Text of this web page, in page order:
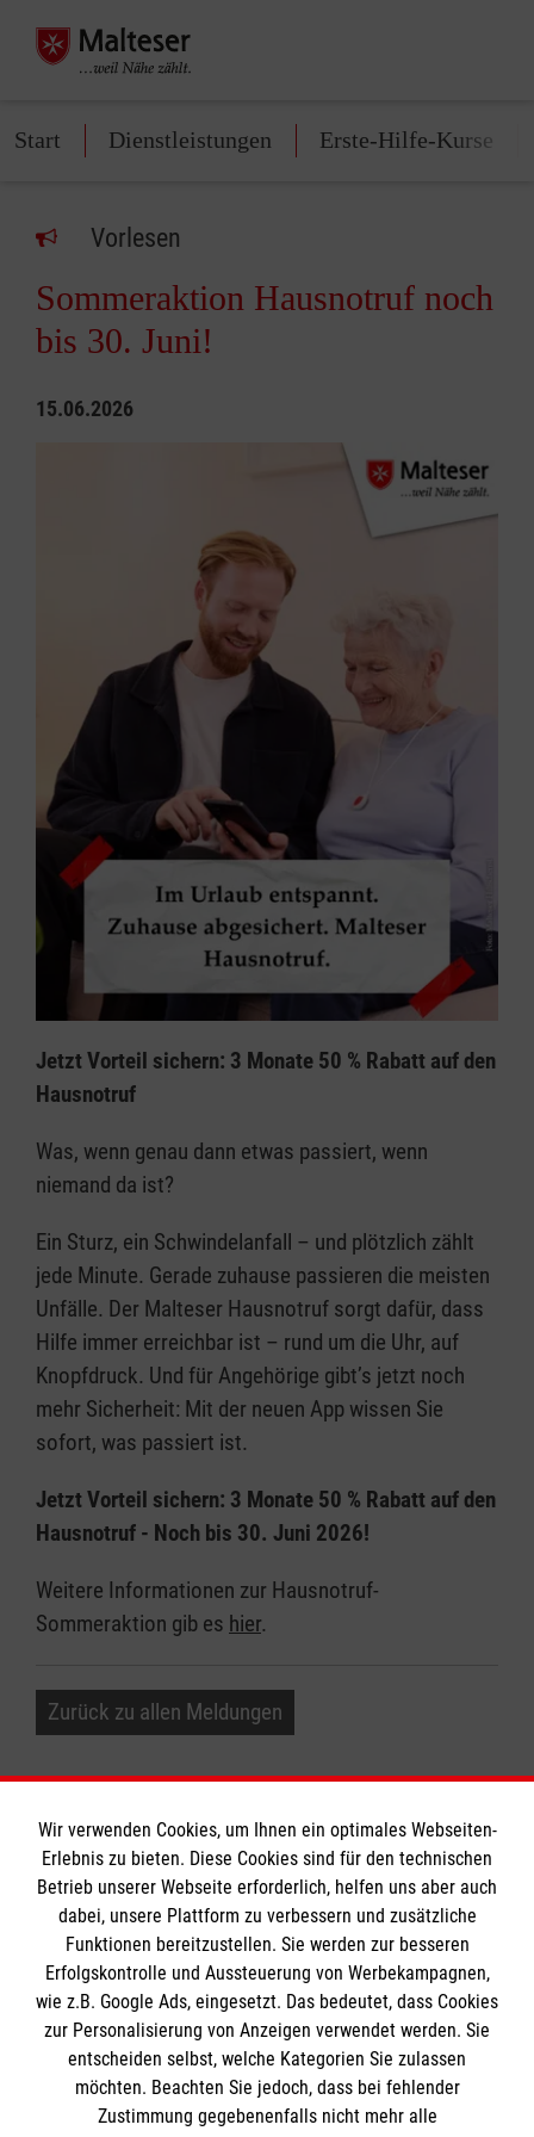
Start Dienstleistungen Erste-Hilfe-Kurse
Vorlesen
Sommeraktion Hausnotruf noch
bis 30. Juni!
15.06.2026
Jetzt Vorteil sichern: 3 Monate 50 % Rabatt auf den
Hausnotruf
Was, wenn genau dann etwas passiert, wenn
niemand da ist?
Ein Sturz, ein Schwindelanfall – und plötzlich zählt
jede Minute. Gerade zuhause passieren die meisten
Unfälle. Der Malteser Hausnotruf sorgt dafür, dass
Hilfe immer erreichbar ist – rund um die Uhr, auf
Knopfdruck. Und für Angehörige gibt’s jetzt noch
mehr Sicherheit: Mit der neuen App wissen Sie
sofort, was passiert ist.
Jetzt Vorteil sichern: 3 Monate 50 % Rabatt auf den
Hausnotruf - Noch bis 30. Juni 2026!
Weitere Informationen zur Hausnotruf-
Sommeraktion gib es hier.
Zurück zu allen Meldungen
Informationen
Impressum
Datenschutz
Barrierefreiheit
Kontakt
Die Malteser
Malteser in Deutschland
Wir verwenden Cookies, um Ihnen ein optimales Webseiten-
Erlebnis zu bieten. Diese Cookies sind für den technischen
Betrieb unserer Webseite erforderlich, helfen uns aber auch
dabei, unsere Plattform zu verbessern und zusätzliche
Funktionen bereitzustellen. Sie werden zur besseren
Erfolgskontrolle und Aussteuerung von Werbekampagnen,
wie z.B. Google Ads, eingesetzt. Das bedeutet, dass Cookies
zur Personalisierung von Anzeigen verwendet werden. Sie
entscheiden selbst, welche Kategorien Sie zulassen
möchten. Beachten Sie jedoch, dass bei fehlender
Zustimmung gegebenenfalls nicht mehr alle